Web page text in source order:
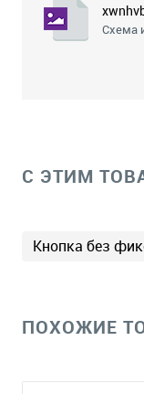
Схема
C ЭТИМ
Кнопка без
ПОХОЖИЕ